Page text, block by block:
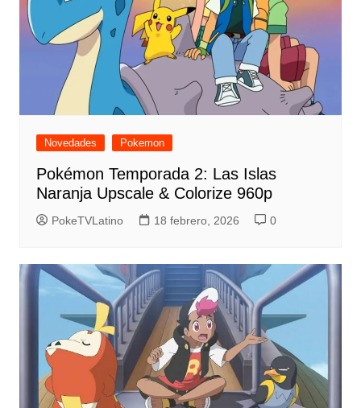
Novedades Pokemon
Pokémon Temporada 2: Las Islas
Naranja Upscale & Colorize 960p
PokeTVLatino 18 febrero, 2026 0